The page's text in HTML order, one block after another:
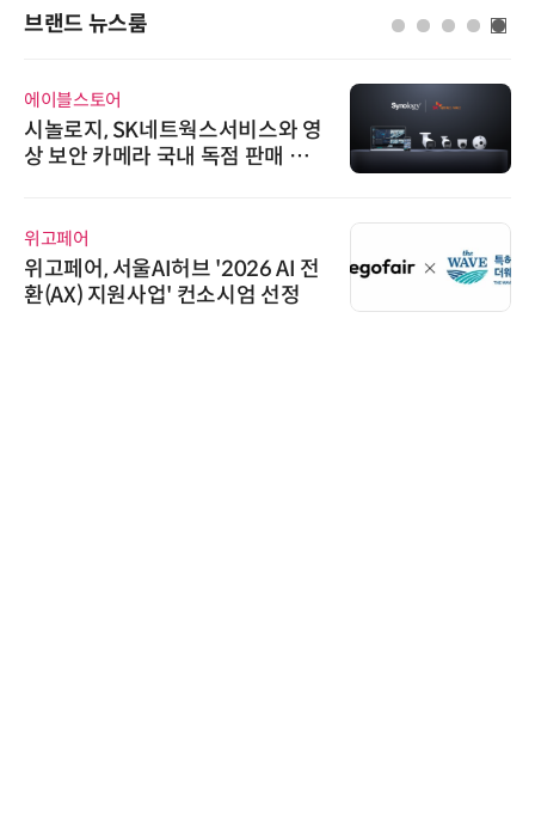
브랜드 뉴스룸
에이블스토어
시놀로지, SK네트웍스서비스와 영
상 보안 카메라 국내 독점 판매 파
위고페어
위고페어, 서울AI허브 '2026 AI 전
환(AX) 지원사업' 컨소시엄 선정